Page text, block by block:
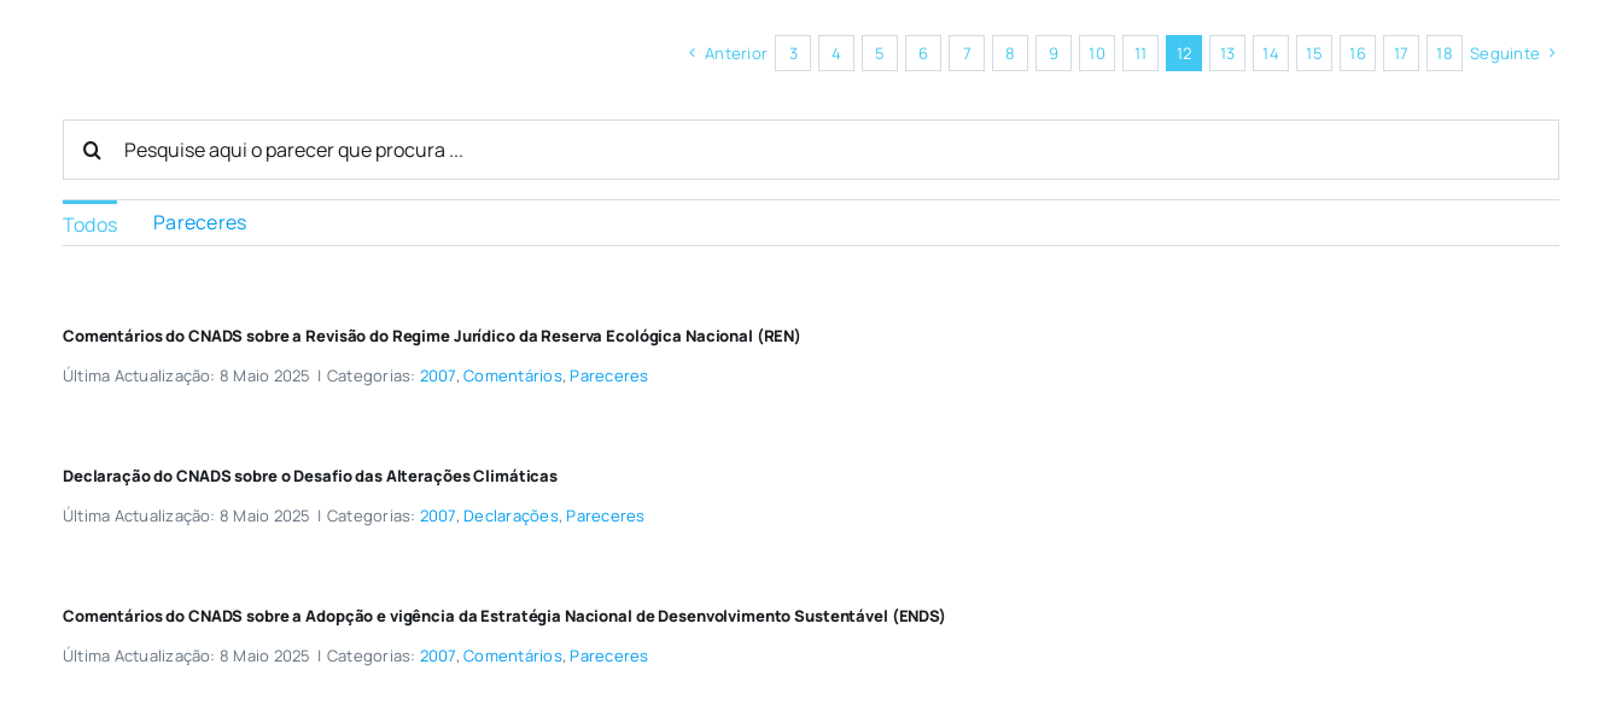
Anterior 3 4 5 6 7 8 9 10 11 12 13 14 15 16 17 18 Seguinte
Search
Todos Pareceres
Comentários do CNADS sobre a Revisão do Regime Jurídico da Reserva Ecológica Nacional (REN)
Última Actualização: 8 Maio 2025 | Categorias: 2007,Comentários,Pareceres
Declaração do CNADS sobre o Desafio das Alterações Climáticas
Última Actualização: 8 Maio 2025 | Categorias: 2007,Declarações,Pareceres
Comentários do CNADS sobre a Adopção e vigência da Estratégia Nacional de Desenvolvimento Sustentável (ENDS)
Última Actualização: 8 Maio 2025 | Categorias: 2007,Comentários,Pareceres